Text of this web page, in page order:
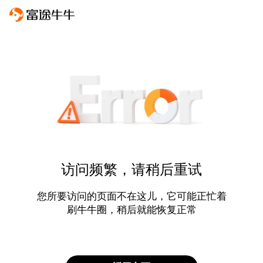
访问频繁，请稍后重试
您所要访问的页面不在这儿，它可能正忙着
刷牛牛圈，稍后就能恢复正常